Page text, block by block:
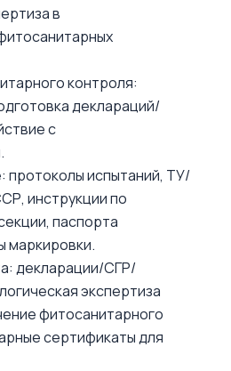
в
контроля:
деклараций/
с
испытаний, ТУ/
инструкции по
паспорта
маркировки.
декларации/СГР/
экспертиза
фитосанитарного
сертификаты для